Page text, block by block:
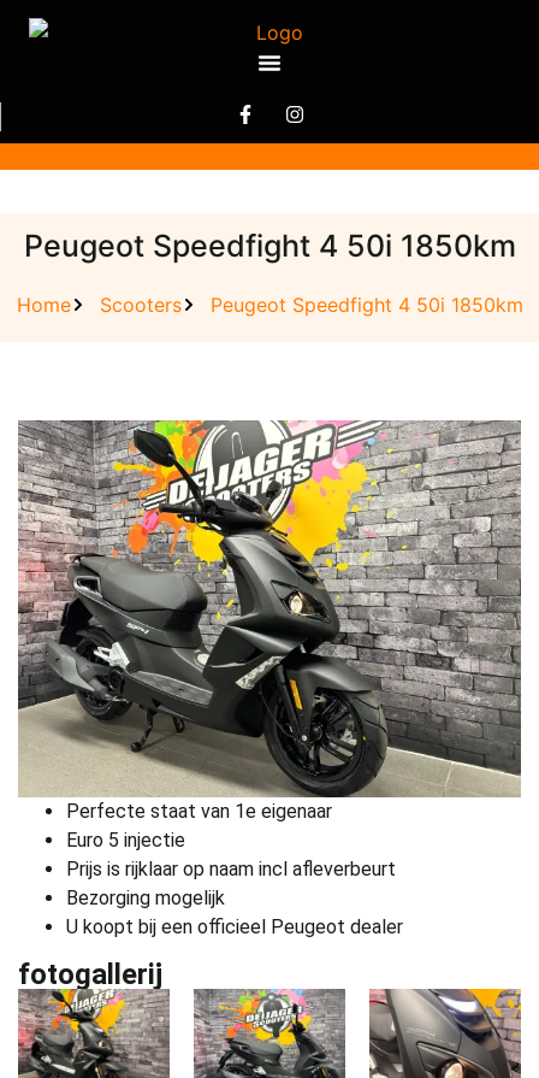
Peugeot Speedfight 4 50i 1850km
Home Scooters Peugeot Speedfight 4 50i 1850km
Perfecte staat van 1e eigenaar
Euro 5 injectie
Prijs is rijklaar op naam incl afleverbeurt
Bezorging mogelijk
U koopt bij een officieel Peugeot dealer
fotogallerij